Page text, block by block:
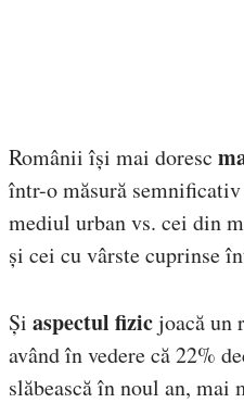
Românii își mai doresc
într-o măsură
mediul urban vs. cei din
și cei cu vârste cuprinse
Și aspectul fizicjoacă un
având în vedere că 22%
slăbească în noul an,